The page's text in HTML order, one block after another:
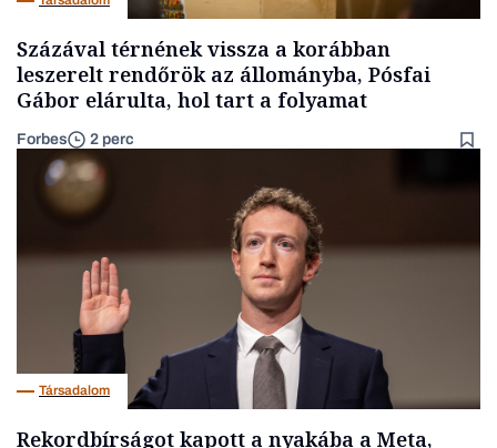
Százával térnének vissza a korábban
leszerelt rendőrök az állományba, Pósfai
Gábor elárulta, hol tart a folyamat
Forbes 2 perc
Társadalom
Rekordbírságot kapott a nyakába a Meta,